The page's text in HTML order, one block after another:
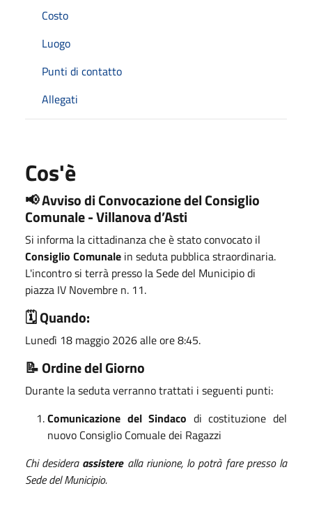
Costo
Luogo
Punti di contatto
Allegati
Cos'è
📢Avviso di Convocazione del Consiglio
Comunale - Villanova d’Asti
Si informa la cittadinanza che è stato convocato il
Consiglio Comunale in seduta pubblica straordinaria.
L'incontro si terrà presso la Sede del Municipio di
piazza IV Novembre n. 11.
🗓️Quando:
Lunedì 18 maggio 2026 alle ore 8:45.
📝 Ordine del Giorno
Durante la seduta verranno trattati i seguenti punti:
Comunicazione del Sindaco di costituzione del
nuovo Consiglio Comuale dei Ragazzi
Chi desidera assistere alla riunione, lo potrà fare presso la
Sede del Municipio.